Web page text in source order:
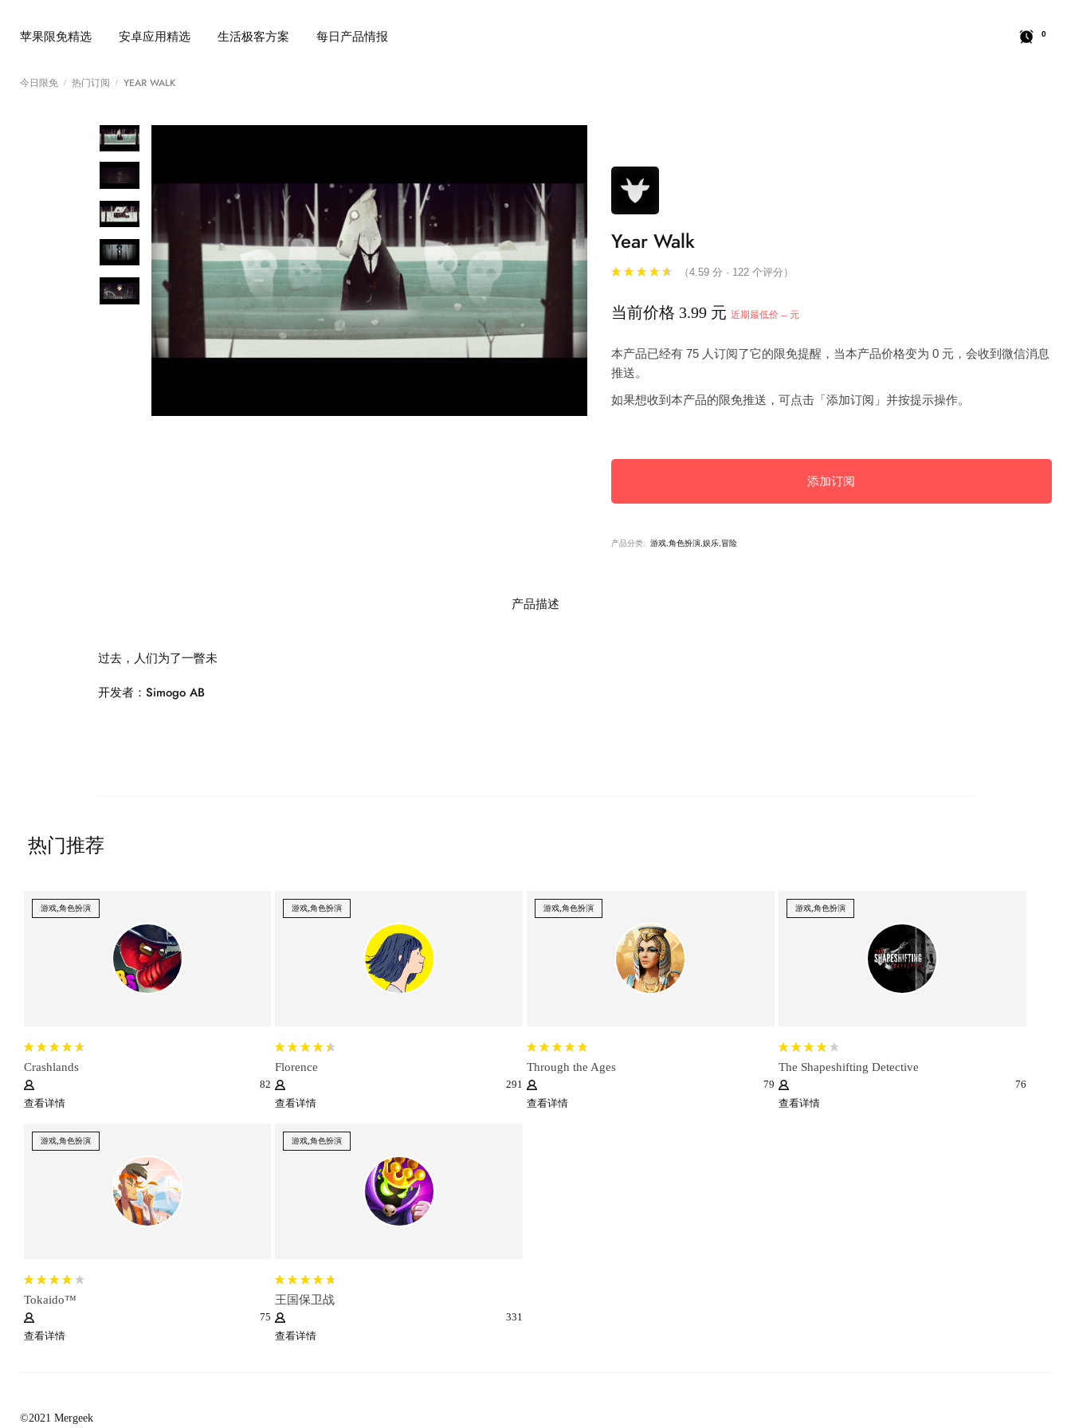
苹果限免精选 安卓应用精选 生活极客方案 每日产品情报 0
今日限免 热门订阅 YEAR WALK
Year Walk
（4.59 分 · 122 个评分）
当前价格 3.99 元 近期最低价 -- 元
本产品已经有 75 人订阅了它的限免提醒，当本产品价格变为 0 元，会收到微信消息
推送。
如果想收到本产品的限免推送，可点击「添加订阅」并按提示操作。
添加订阅
产品分类: 游戏,角色扮演,娱乐,冒险
产品描述
过去，人们为了一瞥未
开发者：Simogo AB
热门推荐
游戏,角色扮演
Crashlands
82
查看详情
游戏,角色扮演
Florence
291
查看详情
游戏,角色扮演
Through the Ages
79
查看详情
游戏,角色扮演
The Shapeshifting Detective
76
查看详情
游戏,角色扮演
Tokaido™
75
查看详情
游戏,角色扮演
王国保卫战
331
查看详情
©2021 Mergeek